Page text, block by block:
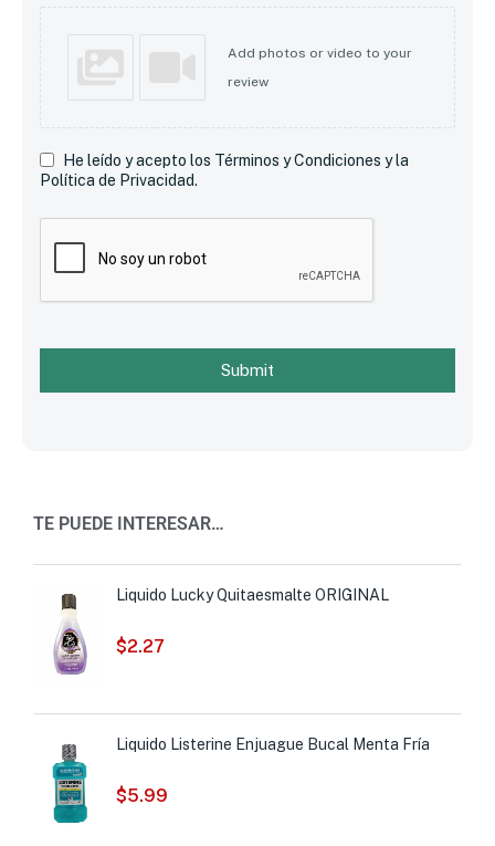
Add photos or video to your
review
He leído y acepto los Términos y Condiciones y la
Política de Privacidad.
Submit
TE PUEDE INTERESAR…
Liquido Lucky Quitaesmalte ORIGINAL
$2.27
Liquido Listerine Enjuague Bucal Menta Fría
$5.99